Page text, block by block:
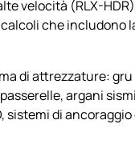
velocità (RLX-
che includono
di attrezzature: gru
argani
sistemi di ancoraggio